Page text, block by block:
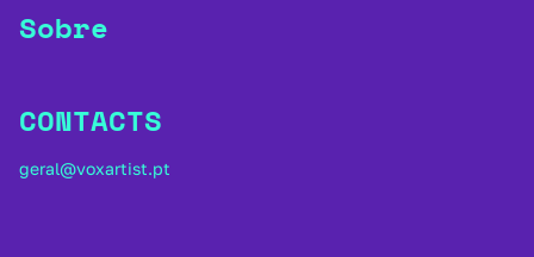
Sobre
CONTACTS
geral@voxartist.pt